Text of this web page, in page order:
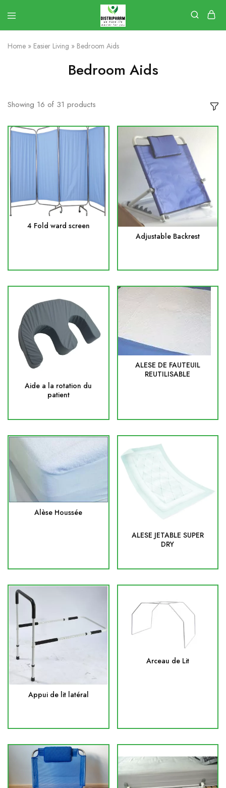
Home » Easier Living » Bedroom Aids
Bedroom Aids
Showing 16 of 31 products
4 Fold ward screen
Adjustable Backrest
Aide a la rotation du
patient
ALESE DE FAUTEUIL
REUTILISABLE
Alèse Houssée
ALESE JETABLE SUPER
DRY
Appui de lit latéral
Arceau de Lit